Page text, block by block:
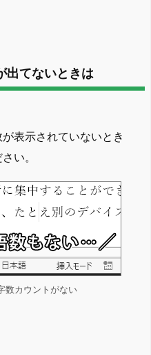
出てないときは
表示されていないとき
い。
数カウントがない